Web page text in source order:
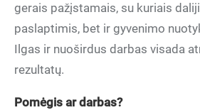
gerais pažįstamais, su kuriais
paslaptimis, bet ir gyvenimo
Ilgas ir nuoširdus darbas visada
rezultatų.
Pomėgis ar darbas?